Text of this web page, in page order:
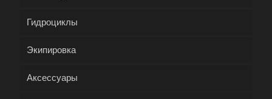
Гидроциклы
Экипировка
Аксессуары